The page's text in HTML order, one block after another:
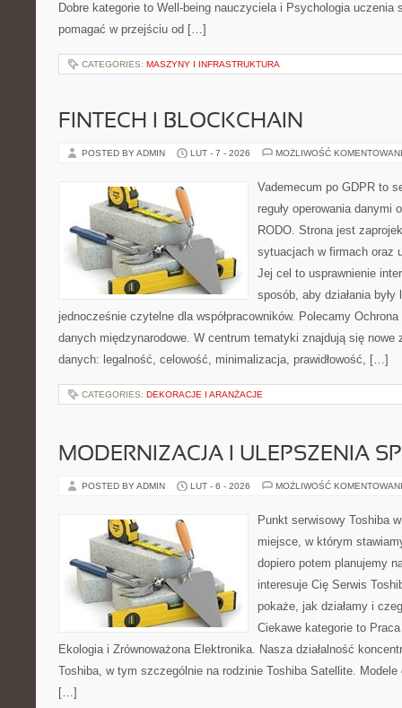
Dobre kategorie to Well-being nauczyciela i Psychologia uczenia
pomagać w przejściu od […]
CATEGORIES: MASZYNY I INFRASTRUKTURA
FINTECH I BLOCKCHAIN
POSTED BY ADMIN LUT - 7 - 2026 MOŻLIWOŚĆ
Vademecum po GDPR to
reguły operowania danymi
RODO. Strona jest
sytuacjach w firmach oraz
Jej cel to usprawnienie
sposób, aby działania
jednocześnie czytelne dla współpracowników. Polecamy
danych międzynarodowe. W centrum tematyki znajdują się nowe
danych: legalność, celowość, minimalizacja, prawidłowość, […]
CATEGORIES: DEKORACJE I ARANŻACJE
MODERNIZACJA I ULEPSZENIA
POSTED BY ADMIN LUT - 6 - 2026 MOŻLIWOŚĆ
Punkt serwisowy Toshiba
miejsce, w którym
dopiero potem planujemy
interesuje Cię Serwis
pokaże, jak działamy i
Ciekawe kategorie to
Ekologia i Zrównoważona Elektronika. Nasza działalność
Toshiba, w tym szczególnie na rodzinie Toshiba Satellite.
[…]